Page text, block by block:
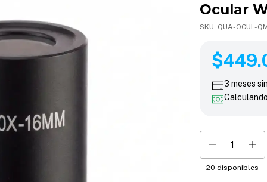
Ocular
SKU: QUA-OCUL-
$449.00
3 meses
20 disponibles